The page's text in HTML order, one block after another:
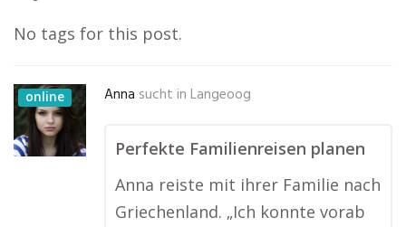
No tags for this post.
online Anna sucht in Langeoog
Perfekte Familienreisen planen
Anna reiste mit ihrer Familie nach
Griechenland. „Ich konnte vorab